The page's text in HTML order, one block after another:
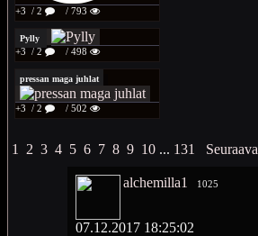
+3 / 2 / 793
Pylly
+3 / 2 / 498
pressan maga juhlat
+3 / 2 / 502
1 2 3 4 5 6 7 8 9 10 ... 131 Seuraava
alchemilla1 1025
07.12.2017 18:25:02